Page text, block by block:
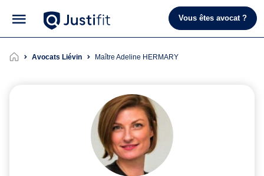
Vous êtes avocat ?
Avocats Liévin Maître Adeline HERMARY